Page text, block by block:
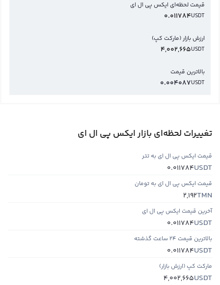
قیمت لحظه‌ای ایکس پی ال ای
USDT
0.011784
ارزش بازار (مارکت کپ)
USDT
4,002,665
بالاترین قیمت
USDT
0.004087
تغییرات لحظه‌ای بازار ایکس پی ال ای
قیمت ایکس پی ال ای به تتر
USDT
0.011784
قیمت ایکس پی ال ای به تومان
TMN
2,192
آخرین قیمت ایکس پی ال ای
USDT
0.011784
بالاترین قیمت ۲۴ ساعت گذشته
USDT
0.011784
مارکت کپ (ارزش بازار)
USDT
4,002,665